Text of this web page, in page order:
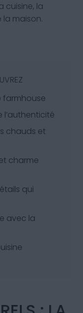
cuisine, la
maison.
farmhouse
l’authenticité
chauds et
charme
qui
avec la